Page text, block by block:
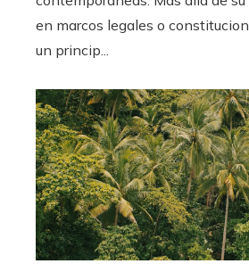
en marcos legales o
un princip...